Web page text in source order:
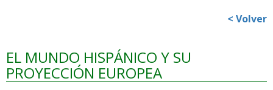
< Volver
EL MUNDO HISPÁNICO Y SU
PROYECCIÓN EUROPEA